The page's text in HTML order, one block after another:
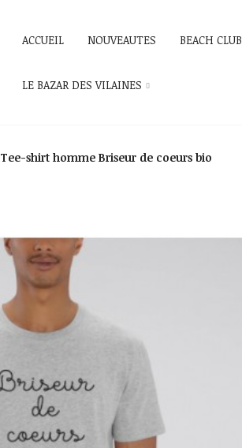
ACCUEIL NOUVEAUTES BEACH CLUB
LE BAZAR DES VILAINES
Tee-shirt homme Briseur de coeurs bio